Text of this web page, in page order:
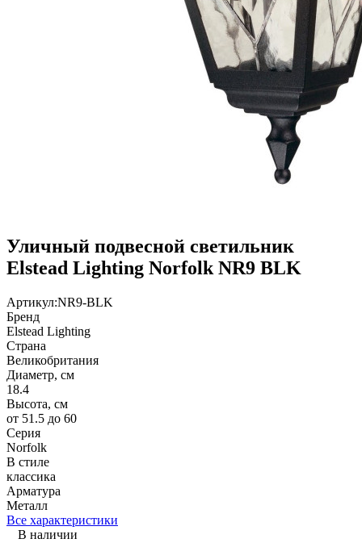
Уличный подвесной светильник
Elstead Lighting Norfolk NR9 BLK
Артикул:NR9-BLK
Бренд
Elstead Lighting
Страна
Великобритания
Диаметр, см
18.4
Высота, см
от 51.5 до 60
Серия
Norfolk
В стиле
классика
Арматура
Металл
Все характеристики
В наличии